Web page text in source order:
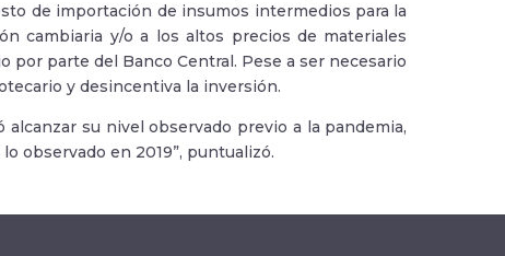
de importación de insumos intermedios para la
cambiaria y/o a los altos precios de materiales
parte del Banco Central. Pese a ser necesario
y desincentiva la inversión.
su nivel observado previo a la pandemia,
observado en 2019”, puntualizó.